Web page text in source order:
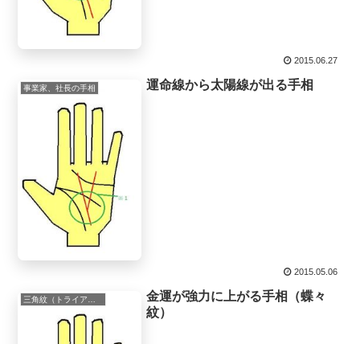
2015.06.27
事業家、社長の手相 運命線から太陽線が出る手相
2015.05.06
金運が強力に上がる手相（蝶々
紋）